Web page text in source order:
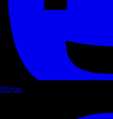
GitHub